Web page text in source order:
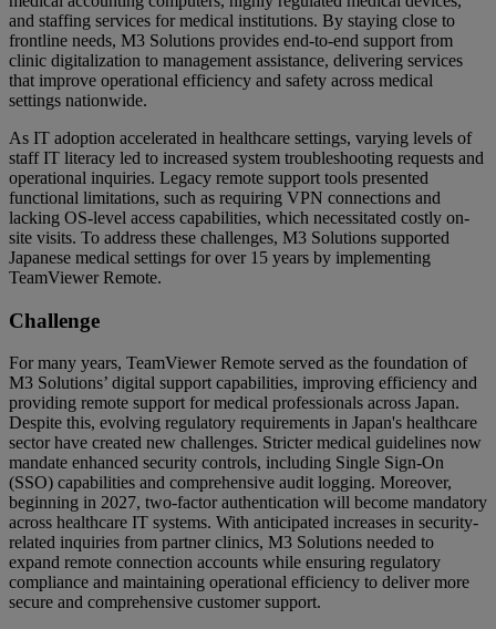
and staffing services for medical institutions. By staying close to
frontline needs, M3 Solutions provides end-to-end support from
clinic digitalization to management assistance, delivering services
that improve operational efficiency and safety across medical
settings nationwide.
As IT adoption accelerated in healthcare settings, varying levels of
staff IT literacy led to increased system troubleshooting requests and
operational inquiries. Legacy remote support tools presented
functional limitations, such as requiring VPN connections and
lacking OS-level access capabilities, which necessitated costly on-
site visits. To address these challenges, M3 Solutions supported
Japanese medical settings for over 15 years by implementing
TeamViewer Remote.
Challenge
For many years, TeamViewer Remote served as the foundation of
M3 Solutions’ digital support capabilities, improving efficiency and
providing remote support for medical professionals across Japan.
Despite this, evolving regulatory requirements in Japan's healthcare
sector have created new challenges. Stricter medical guidelines now
mandate enhanced security controls, including Single Sign-On
(SSO) capabilities and comprehensive audit logging. Moreover,
beginning in 2027, two-factor authentication will become mandatory
across healthcare IT systems. With anticipated increases in security-
related inquiries from partner clinics, M3 Solutions needed to
expand remote connection accounts while ensuring regulatory
compliance and maintaining operational efficiency to deliver more
secure and comprehensive customer support.